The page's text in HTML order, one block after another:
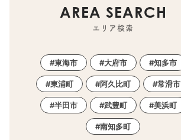
AREA SEARCH
エリア検索
東海市 大府市 知多市
東浦町 阿久比町 常滑市
半田市 武豊町 美浜町
南知多町